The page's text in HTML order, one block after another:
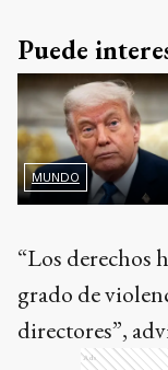
Puede
MUNDO
“Los derechos
grado de
directores”,
Ads